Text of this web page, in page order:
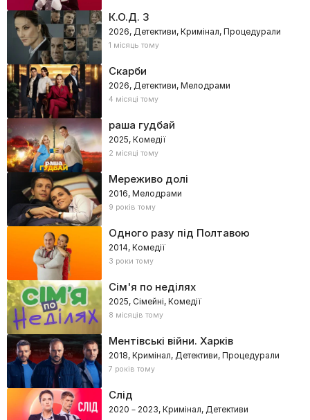
К.О.Д. 3
2026, Детективи, Кримінал, Процедурали
1 місяць тому
Скарби
2026, Детективи, Мелодрами
4 місяці тому
раша гудбай
2025, Комедії
2 місяці тому
Мереживо долі
2016, Мелодрами
9 років тому
Одного разу під Полтавою
2014, Комедії
3 роки тому
Сім'я по неділях
2025, Сімейні, Комедії
8 місяців тому
Ментівські війни. Харків
2018, Кримінал, Детективи, Процедурали
7 років тому
Слід
2020 – 2023, Кримінал, Детективи